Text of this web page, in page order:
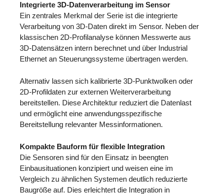
Integrierte 3D-Datenverarbeitung im Sensor
Ein zentrales Merkmal der Serie ist die integrierte
Verarbeitung von 3D-Daten direkt im Sensor. Neben der
klassischen 2D-Profilanalyse können Messwerte aus
3D-Datensätzen intern berechnet und über Industrial
Ethernet an Steuerungssysteme übertragen werden.
Alternativ lassen sich kalibrierte 3D-Punktwolken oder
2D-Profildaten zur externen Weiterverarbeitung
bereitstellen. Diese Architektur reduziert die Datenlast
und ermöglicht eine anwendungsspezifische
Bereitstellung relevanter Messinformationen.
Kompakte Bauform für flexible Integration
Die Sensoren sind für den Einsatz in beengten
Einbausituationen konzipiert und weisen eine im
Vergleich zu ähnlichen Systemen deutlich reduzierte
Baugröße auf. Dies erleichtert die Integration in